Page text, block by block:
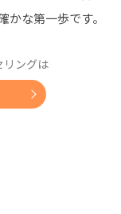
かな第一歩です。
リングは